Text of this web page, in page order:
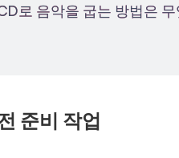
로 음악을 굽는 방법은
준비 작업